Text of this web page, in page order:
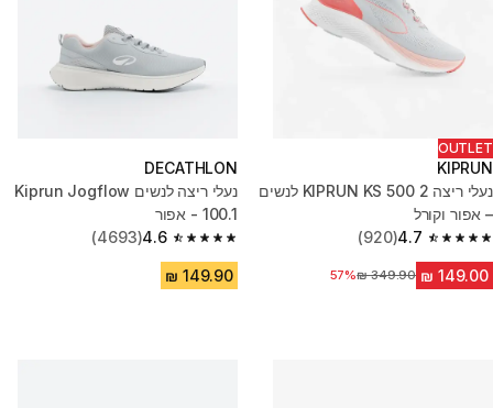
OUTLET
KIPRUN
נעלי ריצה KIPRUN KS 500 2 לנשים
– אפור וקורל
4.7
4.7 out of 5 stars from 920 reviews
(920)
מחיר לפני הנחה
57%
DECATHLON
נעלי ריצה לנשים Kiprun Jogflow
100.1 - אפור
4.6
4.6 out of 5 stars from 4693 reviews
(4693)